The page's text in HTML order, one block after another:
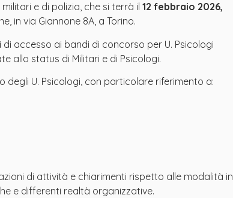
e di polizia, che si terrà il 12 febbraio 2026,
in via Giannone 8A, a Torino.
accesso ai bandi di concorso per U. Psicologi
allo status di Militari e di Psicologi.
degli U. Psicologi, con particolare riferimento a:
di attività e chiarimenti rispetto alle modalità in
e differenti realtà organizzative.